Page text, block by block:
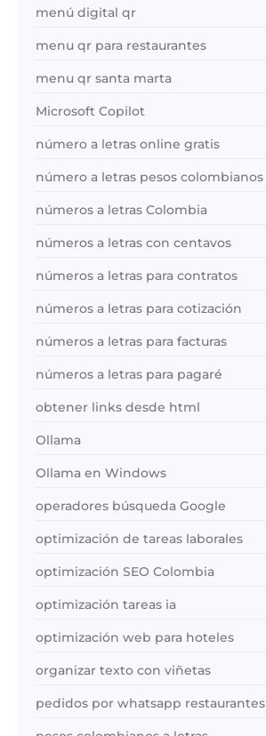
menú digital qr
menu qr para restaurantes
menu qr santa marta
Microsoft Copilot
número a letras online gratis
número a letras pesos colombianos
números a letras Colombia
números a letras con centavos
números a letras para contratos
números a letras para cotización
números a letras para facturas
números a letras para pagaré
obtener links desde html
Ollama
Ollama en Windows
operadores búsqueda Google
optimización de tareas laborales
optimización SEO Colombia
optimización tareas ia
optimización web para hoteles
organizar texto con viñetas
pedidos por whatsapp restaurantes